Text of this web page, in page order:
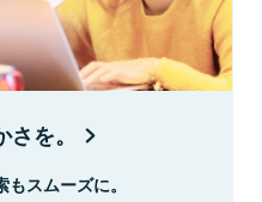
を。
スムーズに。